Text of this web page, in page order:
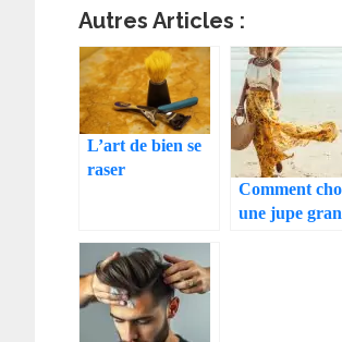
Autres Articles :
L’art de bien se
raser
Comment
une jupe